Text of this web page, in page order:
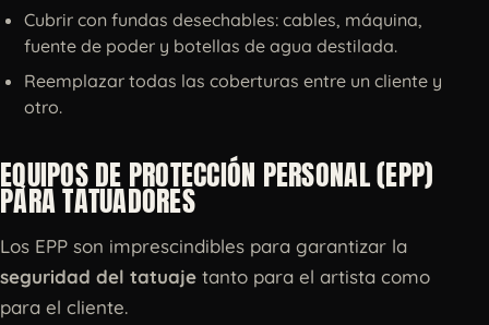
Cubrir con fundas desechables: cables, máquina,
fuente de poder y botellas de agua destilada.
Reemplazar todas las coberturas entre un cliente y
otro.
EQUIPOS DE PROTECCIÓN PERSONAL (EPP)
PARA TATUADORES
Los EPP son imprescindibles para garantizar la
seguridad del tatuaje tanto para el artista como
para el cliente.